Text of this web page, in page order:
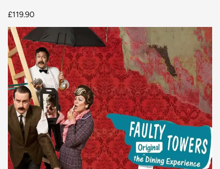
£119.90